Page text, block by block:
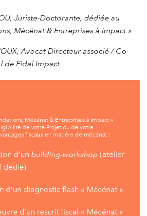
Juriste-Doctorante, dédiée au
Mécénat & Entreprises à impact »
Avocat Directeur associé / Co-
de Fidal Impact
Mécénat & Entreprises à impact »
de votre Projet ou de votre
fiscaux en matière de mécénat :
d’un building-workshop (atelier
dédié)
d’un diagnostic flash « Mécénat »
d’un rescrit fiscal « Mécénat »